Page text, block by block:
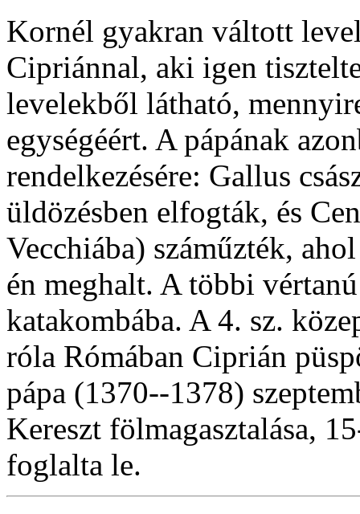
Kornél gyakran váltott
Cipriánnal, aki igen
levelekből látható,
egységéért. A pápának
rendelkezésére: Gallus
üldözésben elfogták, és
Vecchiába) száműzték,
én meghalt. A többi
katakombába. A 4. sz.
róla Rómában Ciprián
pápa (1370--1378)
Kereszt fölmagasztalása,
foglalta le.